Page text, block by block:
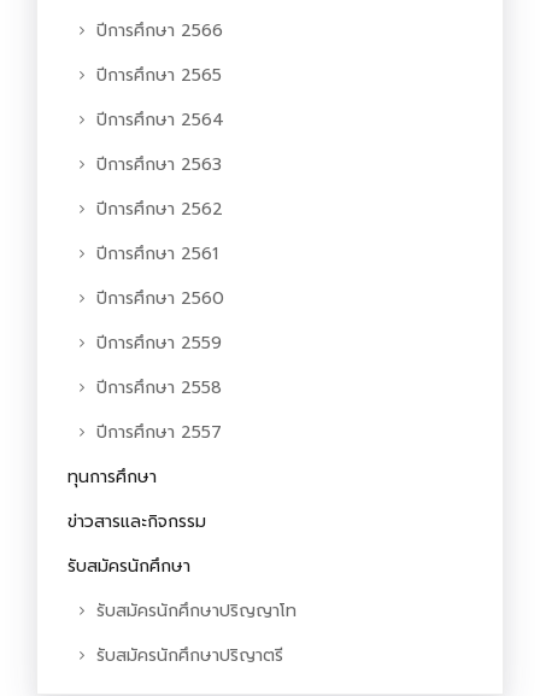
ปีการศึกษา 2566
ปีการศึกษา 2565
ปีการศึกษา 2564
ปีการศึกษา 2563
ปีการศึกษา 2562
ปีการศึกษา 2561
ปีการศึกษา 2560
ปีการศึกษา 2559
ปีการศึกษา 2558
ปีการศึกษา 2557
ทุนการศึกษา
ข่าวสารและกิจกรรม
รับสมัครนักศึกษา
รับสมัครนักศึกษาปริญญาโท
รับสมัครนักศึกษาปริญาตรี